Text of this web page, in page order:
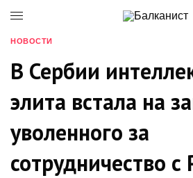
НОВОСТИ
В Сербии
элита встала на
уволенного за
сотрудничество с